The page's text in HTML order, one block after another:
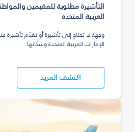
التأشيرة مطلوبة للمقيمين
العربية المتحدة
وجهة لا تحتاج إلى تأشيرة أو تقدّم
الإمارات العربية المتحدة وسكانها.
اكتشف المزيد